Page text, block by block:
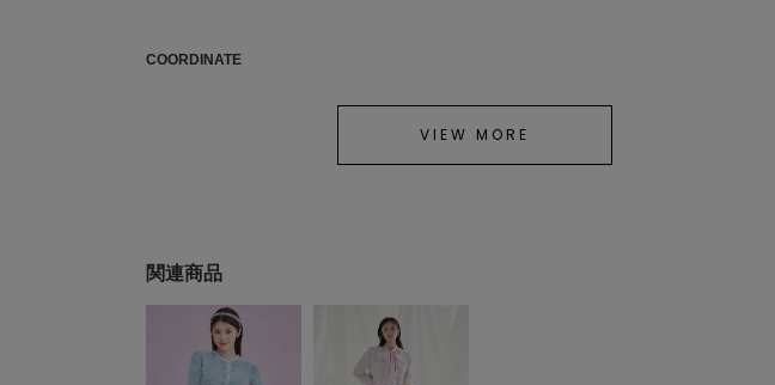
COORDINATE
VIEW MORE
関連商品